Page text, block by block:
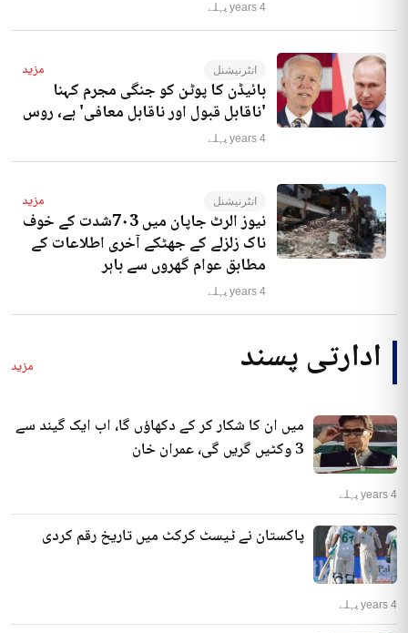
4 years پہلے
انٹرنیشنل مزید
بائیڈن کا پوٹن کو جنگی مجرم کہنا
'ناقابل قبول اور ناقابل معافی' ہے، روس
4 years پہلے
انٹرنیشنل مزید
نیوز الرٹ جاپان میں 7۰3شدت کے خوف
ناک زلزلے کے جھٹکے آخری اطلاعات کے
مطابق عوام گھروں سے باہر
4 years پہلے
ادارتی پسند مزید
میں ان کا شکار کر کے دکھاؤں گا، اب ایک گیند سے
3 وکٹیں گریں گی، عمران خان
4 years پہلے
پاکستان نے ٹیسٹ کرکٹ میں تاریخ رقم کردی
4 years پہلے